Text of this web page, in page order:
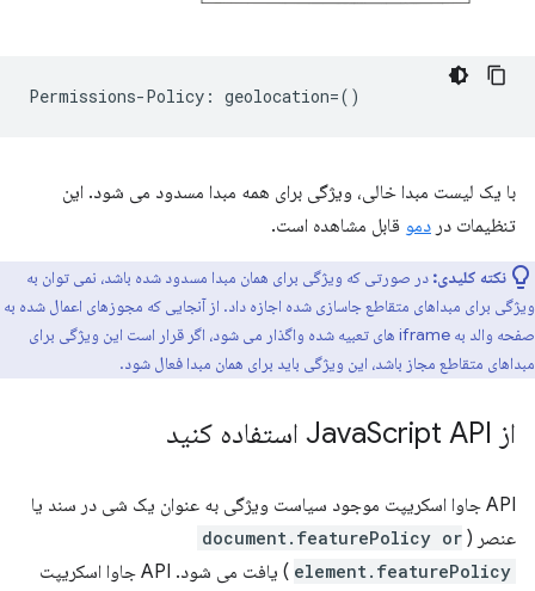
با یک لیست مبدا خالی، ویژگی برای همه مبدا مسدود می شود. این
تنظیمات در دمو قابل مشاهده است.
نکته کلیدی: در صورتی که ویژگی برای همان مبدا مسدود شده باشد، نمی توان به
ویژگی برای مبداهای متقاطع جاسازی شده اجازه داد. از آنجایی که مجوزهای اعمال شده به
صفحه والد به iframe های تعبیه شده واگذار می شود، اگر قرار است این ویژگی برای
مبداهای متقاطع مجاز باشد، این ویژگی باید برای همان مبدا فعال شود.
از Java Script API استفاده کنید
API جاوا اسکریپت موجود سیاست ویژگی به عنوان یک شی در سند یا
عنصر ( document.featurePolicy or
element.featurePolicy
) یافت می شود. API جاوا اسکریپت